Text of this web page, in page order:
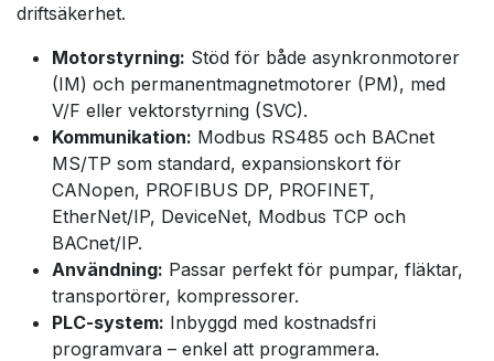
driftsäkerhet.
Motorstyrning: Stöd för både asynkronmotorer
(IM) och permanentmagnetmotorer (PM), med
V/F eller vektorstyrning (SVC).
Kommunikation: Modbus RS485 och BACnet
MS/TP som standard, expansionskort för
CANopen, PROFIBUS DP, PROFINET,
EtherNet/IP, DeviceNet, Modbus TCP och
BACnet/IP.
Användning: Passar perfekt för pumpar, fläktar,
transportörer, kompressorer.
PLC-system: Inbyggd med kostnadsfri
programvara – enkel att programmera.